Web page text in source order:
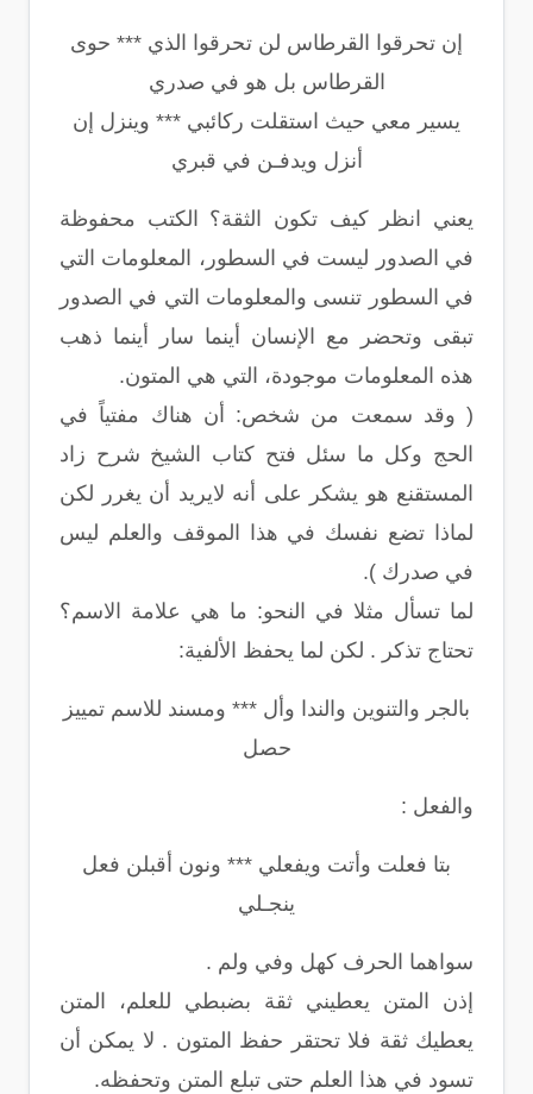
إن تحرقوا القرطاس لن تحرقوا الذي *** حوى
القرطاس بل هو في صدري
يسير معي حيث استقلت ركائبي *** وينزل إن
أنزل ويدفـن في قبري
يعني انظر كيف تكون الثقة؟ الكتب محفوظة
في الصدور ليست في السطور، المعلومات التي
في السطور تنسى والمعلومات التي في الصدور
تبقى وتحضر مع الإنسان أينما سار أينما ذهب
هذه المعلومات موجودة، التي هي المتون.
( وقد سمعت من شخص: أن هناك مفتياً في
الحج وكل ما سئل فتح كتاب الشيخ شرح زاد
المستقنع هو يشكر على أنه لايريد أن يغرر لكن
لماذا تضع نفسك في هذا الموقف والعلم ليس
في صدرك ).
لما تسأل مثلا في النحو: ما هي علامة الاسم؟
تحتاج تذكر . لكن لما يحفظ الألفية:
بالجر والتنوين والندا وأل *** ومسند للاسم تمييز
حصل
والفعل :
بتا فعلت وأتت ويفعلي *** ونون أقبلن فعل
ينجـلي
سواهما الحرف كهل وفي ولم .
إذن المتن يعطيني ثقة بضبطي للعلم، المتن
يعطيك ثقة فلا تحتقر حفظ المتون . لا يمكن أن
تسود في هذا العلم حتى تبلع المتن وتحفظه.